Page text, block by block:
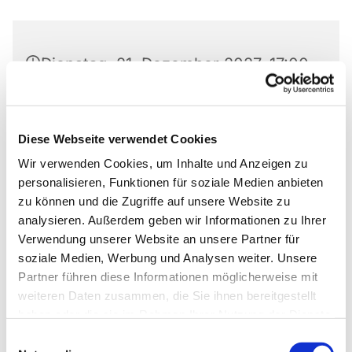
Diese Webseite verwendet Cookies
Wir verwenden Cookies, um Inhalte und Anzeigen zu
personalisieren, Funktionen für soziale Medien anbieten
zu können und die Zugriffe auf unsere Website zu
analysieren. Außerdem geben wir Informationen zu Ihrer
Verwendung unserer Website an unsere Partner für
soziale Medien, Werbung und Analysen weiter. Unsere
Partner führen diese Informationen möglicherweise mit
weiteren Daten zusammen, die Sie ihnen bereitgestellt
Dienstag, 21. Dezember 2027, 17:00
Markus-Gemeindezentrum,
Paderborn
Ob die Räume genutzt werden dürfen, kann bei
Pfarrer Grahl erfragt werden.